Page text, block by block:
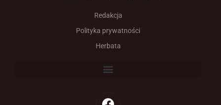
Redakcja
Polityka prywatności
Herbata